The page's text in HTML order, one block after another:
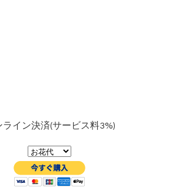
ライン決済(サービス料3%)